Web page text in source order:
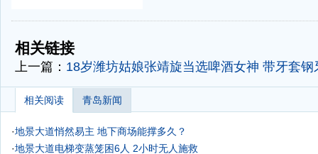
-
相关链接
上一篇： 18岁潍坊姑娘张靖旋当选啤酒女神 带牙套钢
相关阅读 青岛新闻
·地景大道悄然易主 地下商场能撑多久？
·地景大道电梯变蒸笼困6人 2小时无人施救